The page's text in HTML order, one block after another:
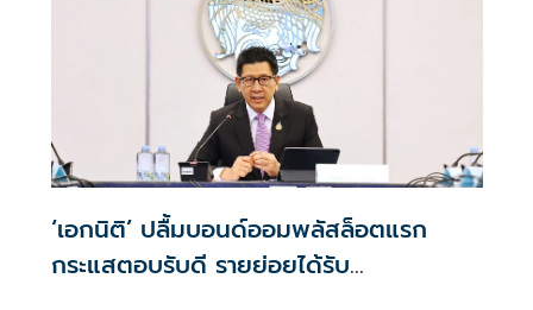
‘เอกนิติ’ ปลื้มบอนด์ออมพลัสล็อตแรก
กระแสตอบรับดี รายย่อยได้รับ